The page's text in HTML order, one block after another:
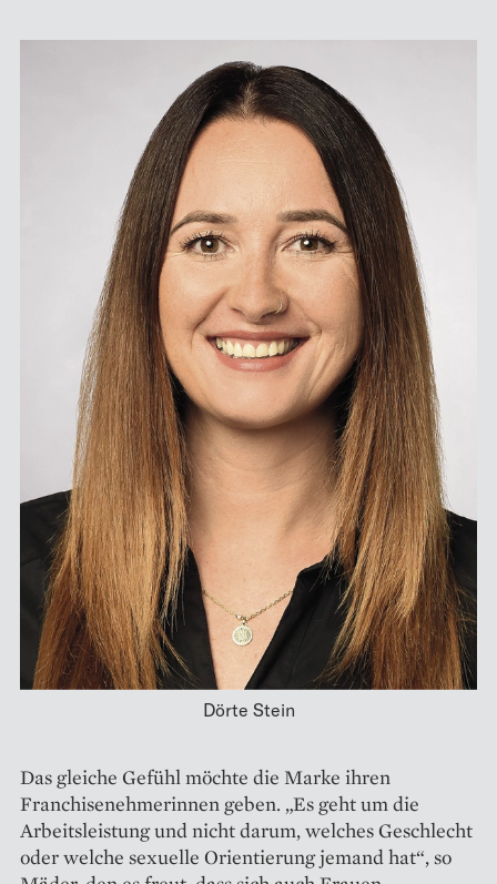
Dörte Stein
Das gleiche Gefühl möchte die ­Marke ihren
Franchisenehmerinnen geben. „Es geht um die
Arbeitsleistung und nicht darum, welches Geschlecht
oder welche sexuelle ­Orientierung jemand hat“, so